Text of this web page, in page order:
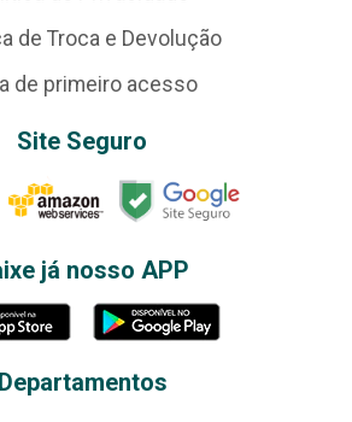
de Troca e Devolução
de primeiro acesso
Site Seguro
já nosso APP
Departamentos